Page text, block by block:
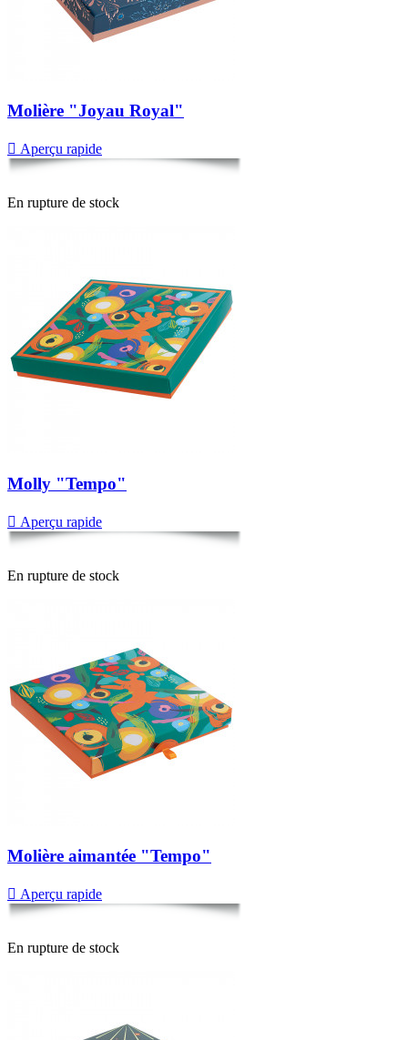
Molière "Joyau Royal"
 Aperçu rapide
En rupture de stock
Molly "Tempo"
 Aperçu rapide
En rupture de stock
Molière aimantée "Tempo"
 Aperçu rapide
En rupture de stock